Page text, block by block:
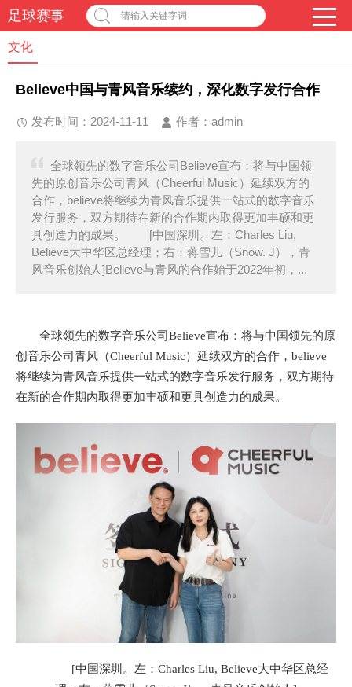
足球赛事 请输入关键字词
文化
Believe中国与青风音乐续约，深化数字发行合作
发布时间：2024-11-11 作者： admin
全球领先的数字音乐公司Believe宣布：将与中国领
先的原创音乐公司青风（Cheerful Music）延续双方的
合作，believe将继续为青风音乐提供一站式的数字音乐
发行服务，双方期待在新的合作期内取得更加丰硕和更
具创造力的成果。 [中国深圳。左：Charles Liu,
Believe大中华区总经理；右：蒋雪儿（Snow. J），青
风音乐创始人]Believe与青风的合作始于2022年初，...
全球领先的数字音乐公司Believe宣布：将与中国领先的原
创音乐公司青风（Cheerful Music）延续双方的合作，believe
将继续为青风音乐提供一站式的数字音乐发行服务，双方期待
在新的合作期内取得更加丰硕和更具创造力的成果。
[中国深圳。左：Charles Liu, Believe大中华区总经